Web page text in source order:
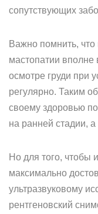
сопутствующих
Важно помнить,
мастопатии
осмотре груди при
регулярно. Таким
своему здоровью
на ранней стадии, а
Но для того, чтобы
максимально
ультразвуковому
рентгеновский